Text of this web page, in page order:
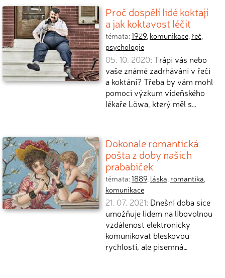
Proč dospělí lidé koktají
a jak koktavost léčit
témata:1929, komunikace, řeč,
psychologie
05. 10. 2020: Trápí vás nebo
vaše známé zadrhávání v řeči
a koktání? Třeba by vám mohl
pomoci výzkum vídeňského
lékaře Löwa, který měl s…
Dokonale romantická
pošta z doby našich
prababiček
témata:1889, láska, romantika,
komunikace
21. 07. 2021: Dnešní doba sice
umožňuje lidem na libovolnou
vzdálenost elektronicky
komunikovat bleskovou
rychlostí, ale písemná…